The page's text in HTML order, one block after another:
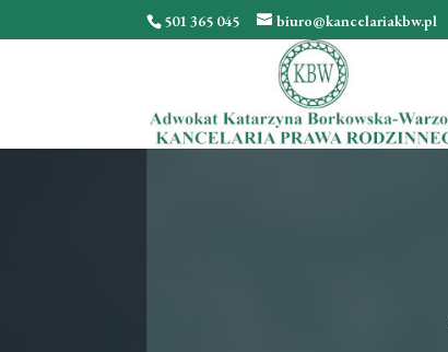
501 365 045 biuro@kancelariakbw.pl